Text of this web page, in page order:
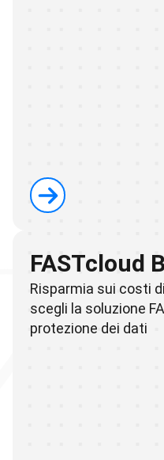
FASTcloud
Risparmia sui costi
scegli la soluzione
protezione dei dati